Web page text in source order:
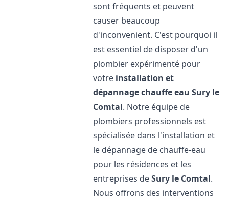
sont fréquents et peuvent
causer beaucoup
d'inconvenient. C'est pourquoi il
est essentiel de disposer d'un
plombier expérimenté pour
votre installation et
dépannage chauffe eau Sury le
Comtal. Notre équipe de
plombiers professionnels est
spécialisée dans l'installation et
le dépannage de chauffe-eau
pour les résidences et les
entreprises deSury le Comtal.
Nous offrons des interventions